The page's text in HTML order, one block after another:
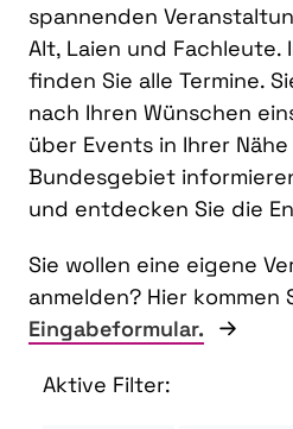
spannenden
Alt, Laien und Fachleute.
finden Sie alle Termine.
nach Ihren Wünschen
über Events in Ihrer
Bundesgebiet
und entdecken Sie die
Sie wollen eine eigene
anmelden? Hier kommen
Eingabeformular.
Aktive Filter: